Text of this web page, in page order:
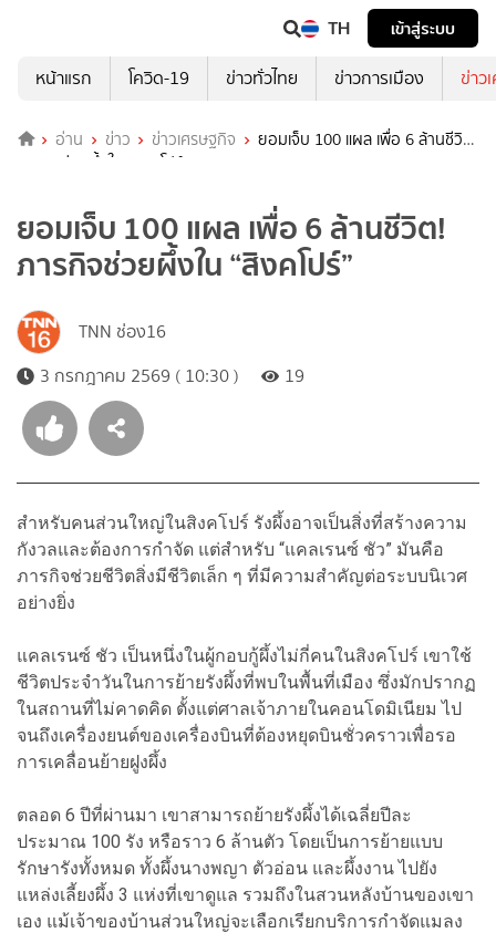
TH
เข้าสู่ระบบ
หน้าแรก
โควิด-19 ข่าวทั่วไทย ข่าวการเมือง ข่าว
อ่าน ข่าว ข่าวเศรษฐกิจ
ยอมเจ็บ 100 แผล เพื่อ 6 ล้านชีวิต!
ภารกิจช่วยผึ้งใน “สิงคโปร์”
ยอมเจ็บ 100 แผล เพื่อ 6 ล้านชีวิต!
ภารกิจช่วยผึ้งใน “สิงคโปร์”
TNN ช่อง16
3 กรกฎาคม 2569 ( 10:30 )
19
สำหรับคนส่วนใหญ่ในสิงคโปร์ รังผึ้งอาจเป็นสิ่งที่สร้างความ
กังวลและต้องการกำจัด แต่สำหรับ “แคลเรนซ์ ชัว” มันคือ
ภารกิจช่วยชีวิตสิ่งมีชีวิตเล็ก ๆ ที่มีความสำคัญต่อระบบนิเวศ
อย่างยิ่ง
แคลเรนซ์ ชัว เป็นหนึ่งในผู้กอบกู้ผึ้งไม่กี่คนในสิงคโปร์ เขาใช้
ชีวิตประจำวันในการย้ายรังผึ้งที่พบในพื้นที่เมือง ซึ่งมักปรากฏ
ในสถานที่ไม่คาดคิด ตั้งแต่ศาลเจ้าภายในคอนโดมิเนียม ไป
จนถึงเครื่องยนต์ของเครื่องบินที่ต้องหยุดบินชั่วคราวเพื่อรอ
การเคลื่อนย้ายฝูงผึ้ง
ตลอด 6 ปีที่ผ่านมา เขาสามารถย้ายรังผึ้งได้เฉลี่ยปีละ
ประมาณ 100 รัง หรือราว 6 ล้านตัว โดยเป็นการย้ายแบบ
รักษารังทั้งหมด ทั้งผึ้งนางพญา ตัวอ่อน และผึ้งงาน ไปยัง
แหล่งเลี้ยงผึ้ง 3 แห่งที่เขาดูแล รวมถึงในสวนหลังบ้านของเขา
เอง แม้เจ้าของบ้านส่วนใหญ่จะเลือกเรียกบริการกำจัดแมลง